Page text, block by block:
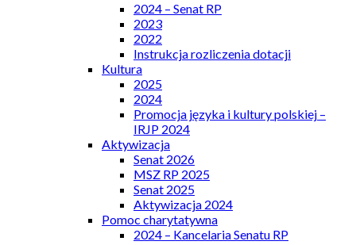
2024 – Senat RP
2023
2022
Instrukcja rozliczenia dotacji
Kultura
2025
2024
Promocja języka i kultury polskiej –
IRJP 2024
Aktywizacja
Senat 2026
MSZ RP 2025
Senat 2025
Aktywizacja 2024
Pomoc charytatywna
2024 – Kancelaria Senatu RP